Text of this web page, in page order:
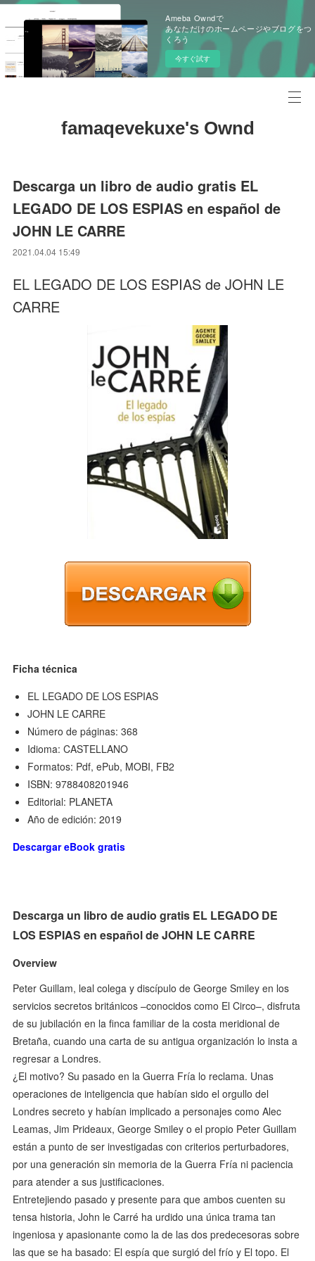
Ameba Owndで
あなただけのホームページやブログをつ
くろう
今すぐ試す
famaqevekuxe's Ownd
Descarga un libro de audio gratis EL
LEGADO DE LOS ESPIAS en español de
JOHN LE CARRE
2021.04.04 15:49
EL LEGADO DE LOS ESPIAS de JOHN LE
CARRE
Ficha técnica
EL LEGADO DE LOS ESPIAS
JOHN LE CARRE
Número de páginas: 368
Idioma: CASTELLANO
Formatos: Pdf, ePub, MOBI, FB2
ISBN: 9788408201946
Editorial: PLANETA
Año de edición: 2019
Descargar eBook gratis
Descarga un libro de audio gratis EL LEGADO DE
LOS ESPIAS en español de JOHN LE CARRE
Overview
Peter Guillam, leal colega y discípulo de George Smiley en los
servicios secretos británicos –conocidos como El Circo–, disfruta
de su jubilación en la finca familiar de la costa meridional de
Bretaña, cuando una carta de su antigua organización lo insta a
regresar a Londres.
¿El motivo? Su pasado en la Guerra Fría lo reclama. Unas
operaciones de inteligencia que habían sido el orgullo del
Londres secreto y habían implicado a personajes como Alec
Leamas, Jim Prideaux, George Smiley o el propio Peter Guillam
están a punto de ser investigadas con criterios perturbadores,
por una generación sin memoria de la Guerra Fría ni paciencia
para atender a sus justificaciones.
Entretejiendo pasado y presente para que ambos cuenten su
tensa historia, John le Carré ha urdido una única trama tan
ingeniosa y apasionante como la de las dos predecesoras sobre
las que se ha basado: El espía que surgió del frío y El topo. El